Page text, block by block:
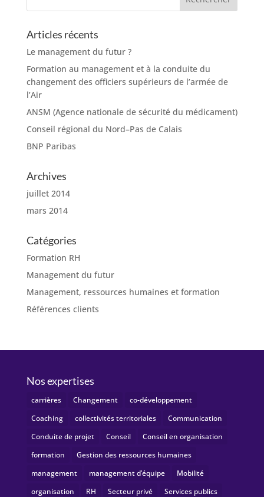
Articles récents
Le management du futur ?
Formation au management et à la conduite du
changement des officiers supérieurs de l’armée de
l’Air
ANSM (Agence nationale de sécurité du médicament)
Conseil régional du Nord–Pas de Calais
BNP Paribas
Archives
juillet 2014
mars 2014
Catégories
Formation RH
Management du futur
Management, ressources humaines et formation
Références clients
Nos expertises
carrières Changement
co-développement
Coaching
collectivités territoriales
Communication
Conduite de projet
Conseil
Conseil en organisation
formation
Gestion des ressources humaines
management
management d’équipe
Mobilité
organisation
RH Secteur privé
Services publics